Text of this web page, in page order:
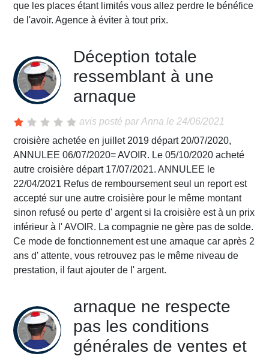
que les places étant limités vous allez perdre le bénéfice
de l'avoir. Agence à éviter à tout prix.
Déception totale
ressemblant à une
arnaque
avis posté parAnna le 24/06/2021
croisière achetée en juillet 2019 départ 20/07/2020,
ANNULEE 06/07/2020= AVOIR. Le 05/10/2020 acheté
autre croisière départ 17/07/2021. ANNULEE le
22/04/2021 Refus de remboursement seul un report est
accepté sur une autre croisière pour le même montant
sinon refusé ou perte d' argent si la croisière est à un prix
inférieur à l' AVOIR. La compagnie ne gère pas de solde.
Ce mode de fonctionnement est une arnaque car après 2
ans d' attente, vous retrouvez pas le même niveau de
prestation, il faut ajouter de l' argent.
arnaque ne respecte
pas les conditions
générales de ventes et